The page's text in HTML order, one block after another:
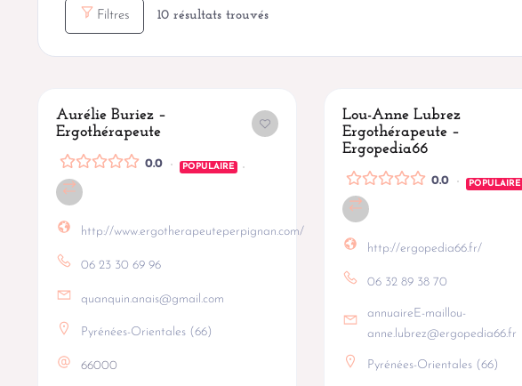
Filtres 10résultats trouvés
Aurélie Buriez –
Ergothérapeute
0.0 POPULAIRE
http://www.ergotherapeuteperpignan.com/
06 23 30 69 96
quanquin.anais@gmail.com
Pyrénées-Orientales (66)
66000
Lou-Anne Lubrez
Ergothérapeute –
Ergopedia66
0.0 POPULAIRE
http://ergopedia66.fr/
06 32 89 38 70
annuaireE-maillou-
anne.lubrez@ergopedia66.fr
Pyrénées-Orientales (66)